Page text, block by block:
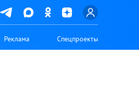
Реклама Спецпроекты